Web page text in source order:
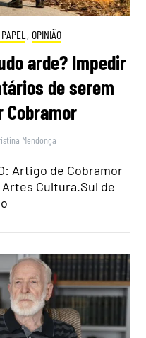
, OPINIÃO
arde? Impedir
de serem
Cobramor
Mendonça
Artigo de Cobramor
Cultura.Sul de